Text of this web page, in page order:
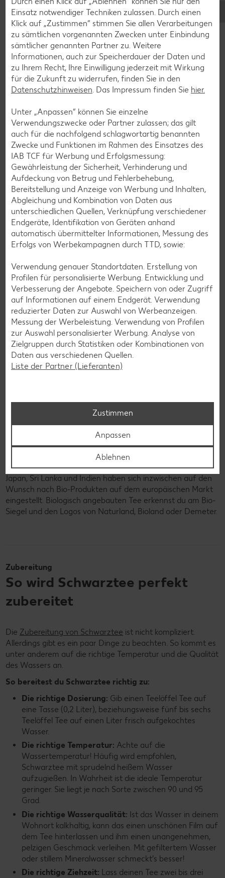
Second Flush: Mitte Mai bis Anfang Juli. Ein kräftiger,
gehaltvoller Tee mit dunkler Tassenfarbe.
Autumnal: September bis Oktober. Dem First Flush in
Aroma und Farbe recht ähnlich mit einem runden,
ausgereiften, lieblichen Aroma.
Herstellung von Schwarztee
Die Herstellung von Schwarztee unterscheidet sich stark
von der Herstellung anderer Teesorten. Bei Grüntee
beispielsweise wird die Fermentation gezielt verhindert. Die
frisch gepflückten Blätter werden großer Hitze ausgesetzt
– damit die in den Blättern vorhandenen Enzyme nicht
oxidieren, lässt man sie verdampfen. Anders bei schwarzem
Tee. Hier werden die Blätter nach der Ernte gerollt. Hierbei
brechen die Zellwände auf, Sauerstoffmoleküle aus der
Luft binden sich an die Enzyme der Zellsäfte. So entsteht
ein natürlicher Gärungsprozess. Danach wird der Tee bei
etwa 85 Grad getrocknet, bis er nur noch sechs Prozent
seiner ursprünglichen Feuchtigkeit enthält. Nach dieser
Prozedur sind ätherische Öle entstanden, die dem Tee sein
typisch kräftiges Aroma verleihen. Im Laufe der
Verarbeitung werden die Teeblätter sortiert und je nach
Größe und Unversehrtheit in Gruppen eingeteilt:
Blatt-Tee: qualitativ hochwertigste Sortierung mit
unbeschädigten Blättern
Broken-Tee:zerkleinerte, gebrochene Blätter,
Verwendung für Teemischungen
Fanning-Tee:
Blattpartikel die beim Sieben anfallen,
Verwendung für Teebeutel
Dust-Tee:komplett zerbröstelte, zu „Staub“ zerfallene
Biologischer Anbau der Teepflanze
Beim Bio-Teeanbau wird auf den Einsatz chemisch-
synthetischer Pflanzenschutzmittel und Mineraldünger
verzichtet und die Arbeiter erhalten faire Löhne. Nachhaltig
produzierten Tee gibt es aus ganz verschiedenen
Anbaugebieten. Auch die bekannten Tee-Märkte in China,
Japan, Sri Lanka und Indien haben sich inzwischen auf den
Wunsch nach Bio-Produkten auf dem europäischen Markt
eingestellt. Biologisch angebauten Tee erkennst du am Bio-
Siegel und den Logos von Naturland, Bioland oder Demeter.
Zubereitung
So wird Schwarztee perfekt
zubereitet
Die Zubereitung von Schwarztee ist nicht kompliziert.
Allerdings gibt es ein paar Dinge zu beachten. So kommt es
unter anderem auf die richtige Temperatur und die Qualität
des Wassers an.
So bereitest du Schwarztee richtig zu:
Die richtige Dosierung: Gib einen Teelöffel Tee auf
eine Tasse (0,2 Liter), beziehungsweise fünf bis sechs
Teelöffel Tee auf einen Liter frisch aufgekochtes
Wasser.
Die richtige Temperatur: Achte auf die
Wassertemperatur! Häufig wird empfohlen,
Schwarztee mit sprudelnd heißem Wasser
aufzugießen. In Wahrheit ist die ideale Temperatur
geringer. Sie liegt je nach Sorte zwischen 90 und 95
Grad.
Die richtige Wasserqualität: Ist das Wasser in deinem
Wohnort kalkhaltig, kann das einen unschönen Film auf
dem Tee hinterlassen und ihm einen unangenehmen,
pelzigen Geschmack verleihen. Mit gefiltertem Wasser
oder stillem Mineralwasser schmeckt’s besser!
Die richtige Ziehzeit: Lass deinen Tee zwei bis drei
Einsatz notwendiger Techniken zulassen. Durch einen
Klick auf „Zustimmen“ stimmen Sie allen Verarbeitungen
zu sämtlichen vorgenannten Zwecken unter Einbindung
sämtlicher genannten Partner zu. Weitere
Informationen, auch zur Speicherdauer der Daten und
zu Ihrem Recht, Ihre Einwilligung jederzeit mit Wirkung
für die Zukunft zu widerrufen, finden Sie in den
Datenschutzhinweisen. Das Impressum finden Sie hier.
Unter „Anpassen“ können Sie einzelne
Verwendungszwecke oder Partner zulassen; das gilt
auch für die nachfolgend schlagwortartig benannten
Zwecke und Funktionen im Rahmen des Einsatzes des
IAB TCF für Werbung und Erfolgsmessung:
Gewährleistung der Sicherheit, Verhinderung und
Aufdeckung von Betrug und Fehlerbehebung,
Bereitstellung und Anzeige von Werbung und Inhalten,
Abgleichung und Kombination von Daten aus
unterschiedlichen Quellen, Verknüpfung verschiedener
Endgeräte, Identifikation von Geräten anhand
automatisch übermittelter Informationen, Messung des
Erfolgs von Werbekampagnen durch TTD, sowie:
Verwendung genauer Standortdaten. Erstellung von
Profilen für personalisierte Werbung. Entwicklung und
Verbesserung der Angebote. Speichern von oder Zugriff
auf Informationen auf einem Endgerät. Verwendung
reduzierter Daten zur Auswahl von Werbeanzeigen.
Messung der Werbeleistung. Verwendung von Profilen
zur Auswahl personalisierter Werbung. Analyse von
Zielgruppen durch Statistiken oder Kombinationen von
Daten aus verschiedenen Quellen.
Liste der Partner (Lieferanten)
Zustimmen
Anpassen
Ablehnen